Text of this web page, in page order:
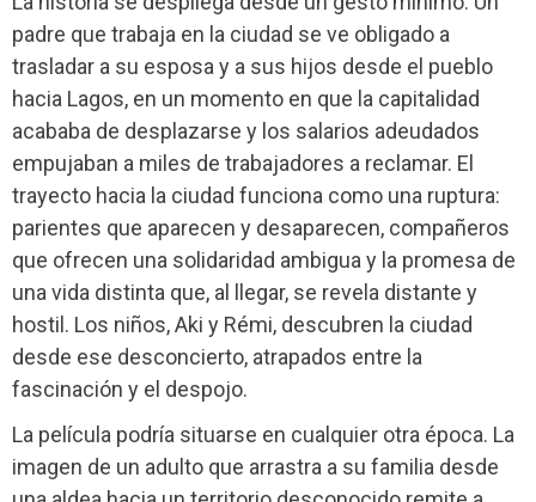
padre que trabaja en la ciudad se ve obligado a
trasladar a su esposa y a sus hijos desde el pueblo
hacia Lagos, en un momento en que la capitalidad
acababa de desplazarse y los salarios adeudados
empujaban a miles de trabajadores a reclamar. El
trayecto hacia la ciudad funciona como una ruptura:
parientes que aparecen y desaparecen, compañeros
que ofrecen una solidaridad ambigua y la promesa de
una vida distinta que, al llegar, se revela distante y
hostil. Los niños, Aki y Rémi, descubren la ciudad
desde ese desconcierto, atrapados entre la
fascinación y el despojo.
La película podría situarse en cualquier otra época. La
imagen de un adulto que arrastra a su familia desde